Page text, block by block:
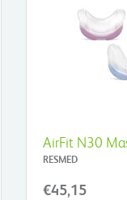
AirFit N30
RESMED
€45,15